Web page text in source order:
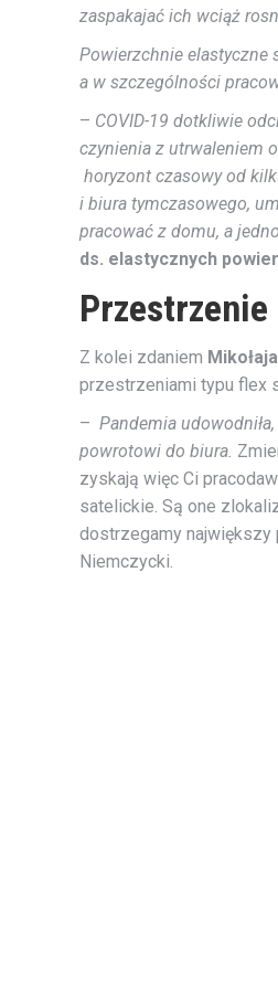
zaspakajać ich wciąż
Powierzchnie elastyczne
a w szczególności
– COVID-19 dotkliwie
czynienia z utrwaleniem
horyzont czasowy od
i biura tymczasowego,
pracować z domu, a
ds. elastycznych
Z kolei zdaniem
przestrzeniami typu flex
– Pandemia
powrotowi do biura.
zyskają więc Ci
satelickie. Są one
dostrzegamy największy
Niemczycki.